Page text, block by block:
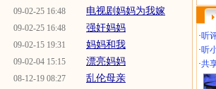
09-02-25 16:48
09-02-25 16:48
09-02-15 19:31
09-02-04 15:15
08-12-19 08:27
电视剧妈妈为我嫁
强奸妈妈
妈妈和我
漂亮妈妈
乱伦母亲
·听
·听
·共